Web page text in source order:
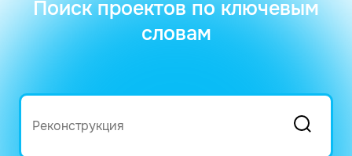
Поиск проектов по ключевым
словам